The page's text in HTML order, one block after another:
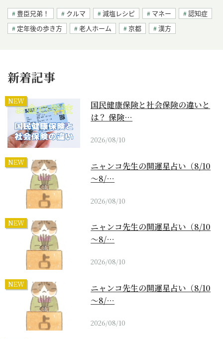
豊臣兄弟！ クルマ 減塩レシピ マネー
認知症
定年後の歩き方
老人ホーム 京都 漢方
新着記事
NEW
国民健康保険と社会保険の違いと
は？ 保険…
2026/08/10
NEW
ニャンコ先生の開運星占い（8/10
～8/…
2026/08/10
NEW
ニャンコ先生の開運星占い（8/10
～8/…
2026/08/10
NEW
ニャンコ先生の開運星占い（8/10
～8/…
2026/08/10